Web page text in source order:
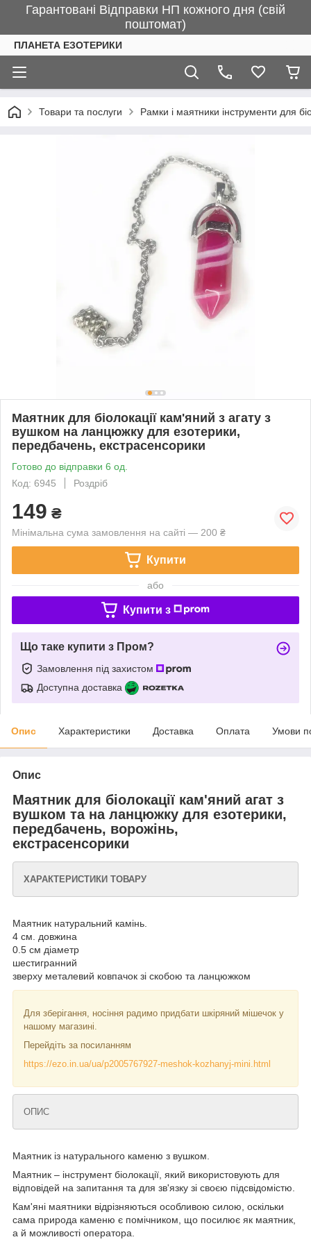
Гарантовані Відправки НП кожного дня (свій
поштомат)
ПЛАНЕТА ЕЗОТЕРИКИ
Товари та послуги Рамки і маятники інструменти для
Маятник для біолокації кам'яний з агату з
вушком на ланцюжку для езотерики,
передбачень, екстрасенсорики
Готово до відправки 6 од.
Код: 6945
Роздріб
149 ₴
Мінімальна сума замовлення на сайті — 200 ₴
Купити
або
Купити з
Що таке купити з Пром?
Замовлення під захистом
Доступна доставка
Опис Характеристики Доставка Оплата Умови
Опис
Маятник для біолокації кам'яний агат з
вушком та на ланцюжку для езотерики,
передбачень, ворожінь,
екстрасенсорики
ХАРАКТЕРИСТИКИ ТОВАРУ
Маятник натуральний камінь.
4 см. довжина
0.5 см діаметр
шестигранний
зверху металевий ковпачок зі скобою та ланцюжком
Для зберігання, носіння радимо придбати шкіряний мішечок у
нашому магазині.
Перейдіть за посиланням
https://ezo.in.ua/ua/p2005767927-meshok-kozhanyj-mini.html
ОПИС
Маятник із натурального каменю з вушком.
Маятник – інструмент біолокації, який використовують для
відповідей на запитання та для зв'язку зі своєю підсвідомістю.
Кам'яні маятники відрізняються особливою силою, оскільки
сама природа каменю є помічником, що посилює як маятник,
а й можливості оператора.